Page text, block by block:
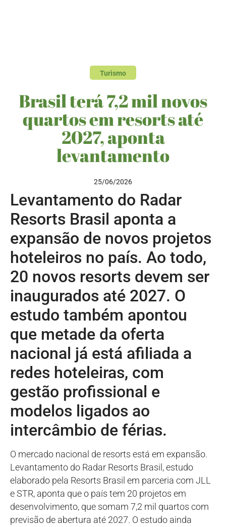
Turismo
Brasil terá 7,2 mil novos
quartos em resorts até
2027, aponta
levantamento
25/06/2026
Levantamento do Radar
Resorts Brasil aponta a
expansão de novos projetos
hoteleiros no país. Ao todo,
20 novos resorts devem ser
inaugurados até 2027. O
estudo também apontou
que metade da oferta
nacional já está afiliada a
redes hoteleiras, com
gestão profissional e
modelos ligados ao
intercâmbio de férias.
O mercado nacional de resorts está em expansão.
Levantamento do Radar Resorts Brasil, estudo
elaborado pela Resorts Brasil em parceria com JLL
e STR, aponta que o país tem 20 projetos em
desenvolvimento, que somam 7,2 mil quartos com
previsão de abertura até 2027. O estudo ainda